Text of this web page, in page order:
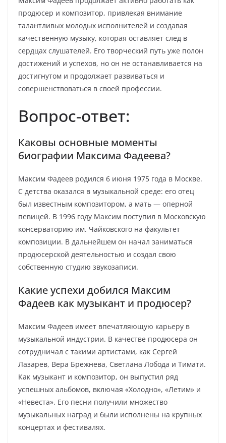
продюсер и композитор, привлекая внимание
талантливых молодых исполнителей и создавая
качественную музыку, которая оставляет след в
сердцах слушателей. Его творческий путь уже полон
достижений и успехов, но он не останавливается на
достигнутом и продолжает развиваться и
совершенствоваться в своей профессии.
Вопрос-ответ:
Каковы основные моменты
биографии Максима Фадеева?
Максим Фадеев родился 6 июня 1975 года в Москве.
С детства оказался в музыкальной среде: его отец
был известным композитором, а мать — оперной
певицей. В 1996 году Максим поступил в Московскую
консерваторию им. Чайковского на факультет
композиции. В дальнейшем он начал заниматься
продюсерской деятельностью и создал свою
собственную студию звукозаписи.
Какие успехи добился Максим
Фадеев как музыкант и продюсер?
Максим Фадеев имеет впечатляющую карьеру в
музыкальной индустрии. В качестве продюсера он
сотрудничал с такими артистами, как Сергей
Лазарев, Вера Брежнева, Светлана Лобода и Тимати.
Как музыкант и композитор, он выпустил ряд
успешных альбомов, включая «Холодно», «Летим» и
«Невеста». Его песни получили множество
музыкальных наград и были исполнены на крупных
концертах и фестивалях.